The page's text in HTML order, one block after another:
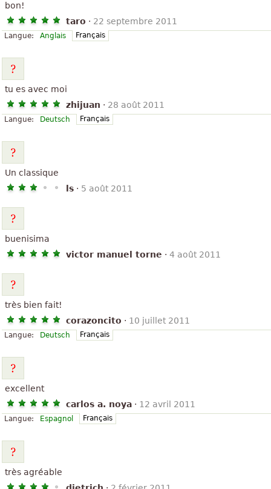
bon!
taro · 22 septembre 2011
Langue: Anglais Français
tu es avec moi
zhijuan · 28 août 2011
Langue: Deutsch Français
Un classique
ls · 5 août 2011
buenisima
victor manuel torne · 4 août 2011
très bien fait!
corazoncito · 10 juillet 2011
Langue: Deutsch Français
excellent
carlos a. noya · 12 avril 2011
Langue: Espagnol Français
très agréable